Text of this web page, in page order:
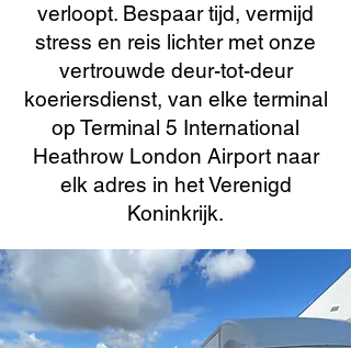
verloopt. Bespaar tijd, vermijd
stress en reis lichter met onze
vertrouwde deur-tot-deur
koeriersdienst, van elke terminal
op Terminal 5 International
Heathrow London Airport naar
elk adres in het Verenigd
Koninkrijk.